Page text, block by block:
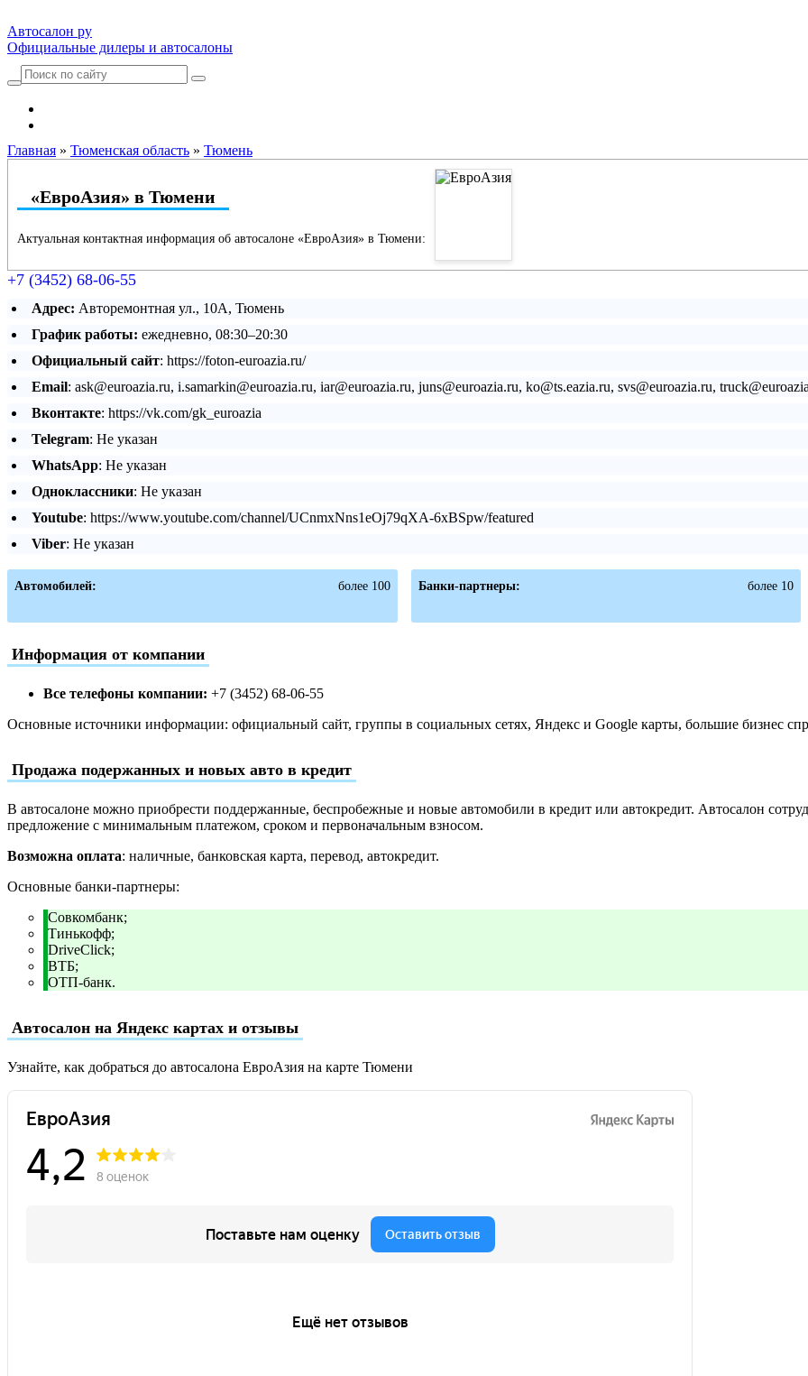
Автосалон ру
Официальные дилеры и автосалоны
Главная » Тюменская область » Тюмень
«ЕвроАзия» в Тюмени
Актуальная контактная информация об автосалоне «ЕвроАзия» в Тюмени:
+7 (3452) 68-06-55
Адрес: Авторемонтная ул., 10А, Тюмень
График работы: ежедневно, 08:30–20:30
Официальный сайт: https://foton-euroazia.ru/
Email: ask@euroazia.ru, i.samarkin@euroazia.ru, iar@euroazia.ru, juns@euroazia.ru, ko@ts.eazia.ru, svs@euroazia.ru,
Вконтакте: https://vk.com/gk_euroazia
Telegram: Не указан
WhatsApp: Не указан
Одноклассники: Не указан
Youtube: https://www.youtube.com/channel/UCnmxNns1eOj79qXA-6xBSpw/featured
Viber: Не указан
Автомобилей: более 100 Банки-партнеры: более 10
Информация от компании
Все телефоны компании: +7 (3452) 68-06-55
Основные источники информации: официальный сайт, группы в социальных сетях, Яндекс и Google карты, большие бизнес
Продажа подержанных и новых авто в кредит
В автосалоне можно приобрести поддержанные, беспробежные и новые автомобили в кредит или автокредит. Автосалон
предложение с минимальным платежом, сроком и первоначальным взносом.
Возможна оплата: наличные, банковская карта, перевод, автокредит.
Основные банки-партнеры:
Совкомбанк;
Тинькофф;
DriveClick;
ВТБ;
ОТП-банк.
Автосалон на Яндекс картах и отзывы
Узнайте, как добраться до автосалона ЕвроАзия на карте Тюмени